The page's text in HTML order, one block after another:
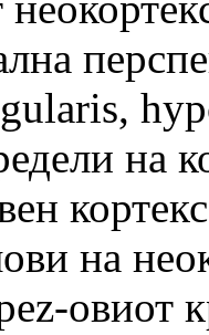
на
на
овиот